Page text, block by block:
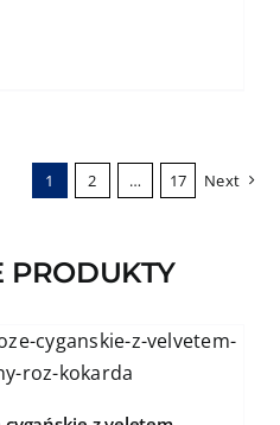
1 2 … 17 Next
PRODUKTY